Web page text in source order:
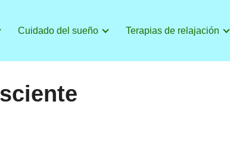
Cuidado del sueño Terapias de relajación